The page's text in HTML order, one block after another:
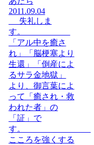
2011.09.04
失礼しま
す。
「アル中を癒さ
れ」「脳梗塞より
生還」「倒産によ
るサラ金地獄」
より、御言葉によ
って「癒され・救
われた者」の
「証」で
す。
こころを強くする